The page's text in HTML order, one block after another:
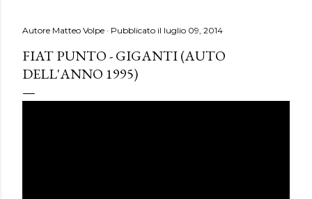
Autore Matteo Volpe Pubblicato il luglio 09, 2014
FIAT PUNTO - GIGANTI (AUTO
DELL'ANNO 1995)